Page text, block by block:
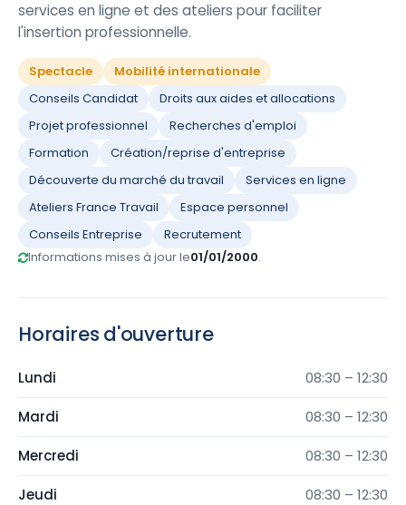
services en ligne et des ateliers pour faciliter
l'insertion professionnelle.
Spectacle
Mobilité internationale
Conseils Candidat
Droits aux aides et allocations
Projet professionnel
Recherches d'emploi
Formation
Création/reprise d'entreprise
Découverte du marché du travail
Services en ligne
Ateliers France Travail
Espace personnel
Conseils Entreprise
Recrutement
Informations mises à jour le01/01/2000.
Horaires d'ouverture
Lundi 08:30 – 12:30
Mardi 08:30 – 12:30
Mercredi 08:30 – 12:30
Jeudi 08:30 – 12:30